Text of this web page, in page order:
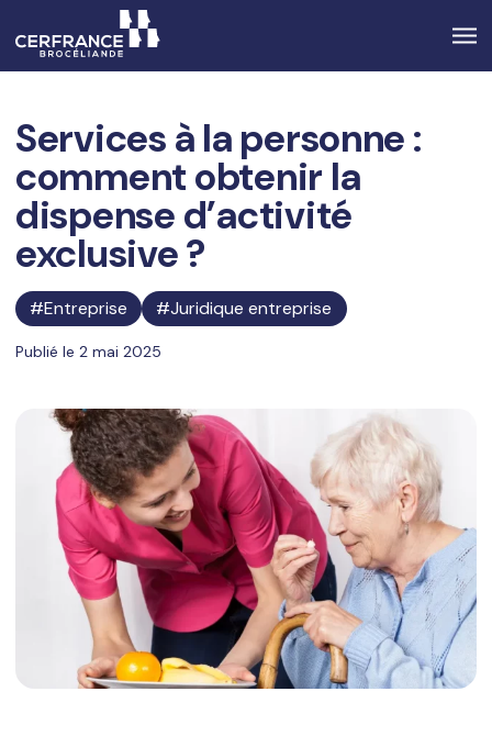
Services à la personne :
comment obtenir la
dispense d’activité
exclusive ?
Entreprise Juridique entreprise
Publié le 2 mai 2025